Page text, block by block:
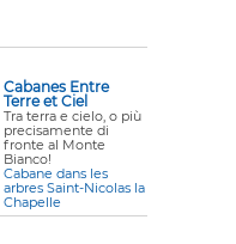
Cabanes Entre
Terre et Ciel
Tra terra e cielo, o più
precisamente di
fronte al Monte
Bianco!
Cabane dans les
arbres Saint-Nicolas la
Chapelle